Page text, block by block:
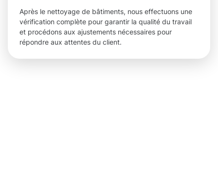
Après le nettoyage de bâtiments, nous effectuons une
vérification complète pour garantir la qualité du travail
et procédons aux ajustements nécessaires pour
répondre aux attentes du client.